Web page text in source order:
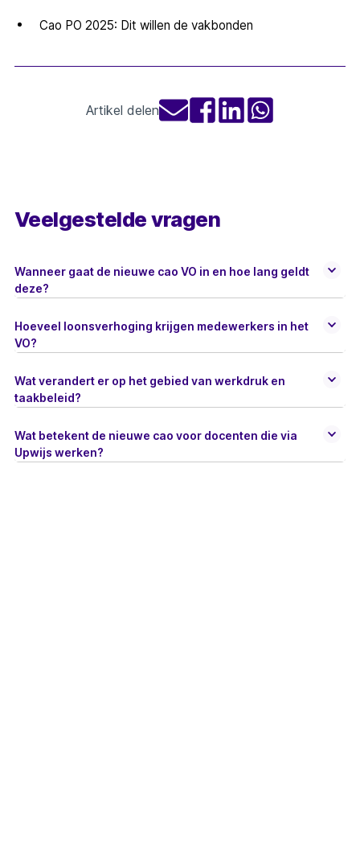
Cao PO 2025: Dit willen de vakbonden
Artikel delen
Veelgestelde vragen
Wanneer gaat de nieuwe cao VO in en hoe lang geldt
deze?
Hoeveel loonsverhoging krijgen medewerkers in het
VO?
Wat verandert er op het gebied van werkdruk en
taakbeleid?
Wat betekent de nieuwe cao voor docenten die via
Upwijs werken?